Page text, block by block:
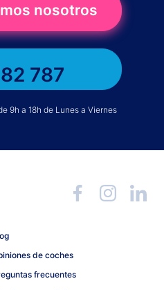
nosotros
787
9h a 18h de Lunes a Viernes
de coches
frecuentes